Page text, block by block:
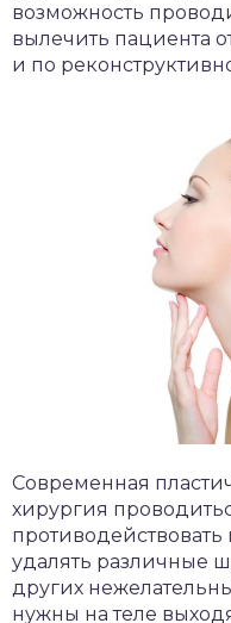
возможность
вылечить пациента
и по
Современная
хирургия
удалять различные
других
нужны на теле